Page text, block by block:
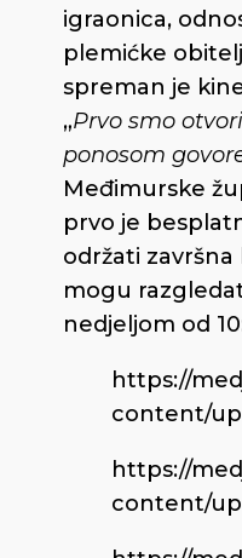
igraonica,
plemićke
spreman je
„Prvo smo
ponosom
Međimurske
prvo je
održati
mogu
nedjeljom od
https://
content/
https://
content/